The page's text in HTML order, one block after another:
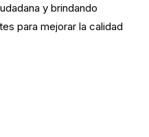
y brindando
para mejorar la calidad